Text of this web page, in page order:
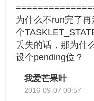
为什么不run完了
个
丢失的话，那为什
设个pending位？
我爱芒果叶
2016-09-07 00:57